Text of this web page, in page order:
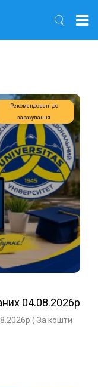
Рекомендовані до
зарахування
04.08.2026р
( За кошти